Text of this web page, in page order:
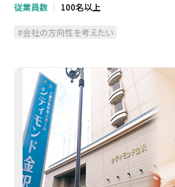
従業員数
100名以上
会社の方向性を考えたい